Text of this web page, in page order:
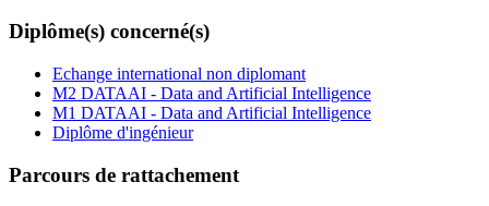
Diplôme(s) concerné(s)
Echange international non diplomant
M2 DATAAI - Data and Artificial Intelligence
M1 DATAAI - Data and Artificial Intelligence
Diplôme d'ingénieur
Parcours de rattachement